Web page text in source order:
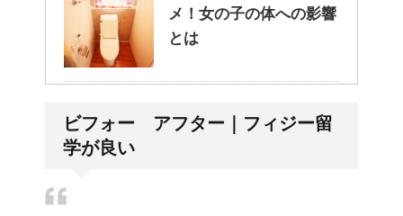
メ！女の子の体への影響
とは
余命って極端に短くなる
ビフォー アフター｜フィジー留
学が良い